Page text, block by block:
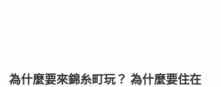
為什麼要來錦糸町玩？ 為什麼要住在